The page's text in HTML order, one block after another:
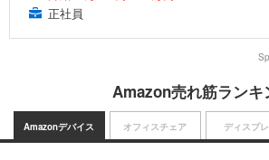
正社員
Amazon売れ筋ランキ
Amazonデバイス オフィスチェア ディスプ